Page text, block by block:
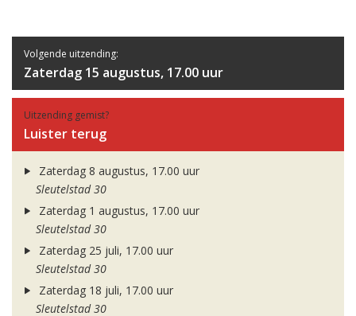
Volgende uitzending:
Zaterdag 15 augustus, 17.00 uur
Uitzending gemist?
Luister terug
Zaterdag 8 augustus, 17.00 uur
Sleutelstad 30
Zaterdag 1 augustus, 17.00 uur
Sleutelstad 30
Zaterdag 25 juli, 17.00 uur
Sleutelstad 30
Zaterdag 18 juli, 17.00 uur
Sleutelstad 30